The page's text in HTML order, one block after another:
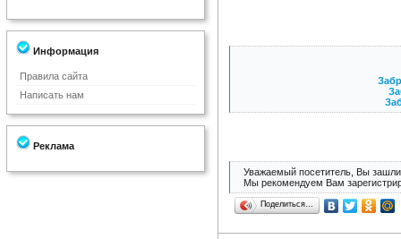
Информация
Правила сайта
Написать нам
Реклама
Уважаемый посетитель, Вы зашли
Мы рекомендуем Вам
Поделиться…